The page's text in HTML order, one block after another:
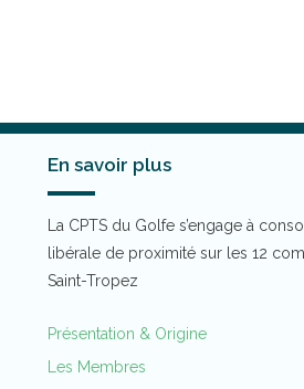
En savoir plus
La CPTS du Golfe s’engage à
libérale de proximité sur les 12
Saint-Tropez​
Présentation & Origine
Les Membres